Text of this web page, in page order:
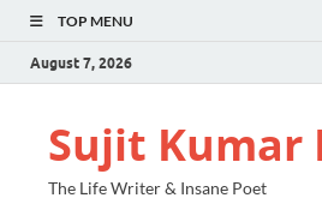
TOP MENU
August 7, 2026
Sujit Kumar
The Life Writer & Insane Poet